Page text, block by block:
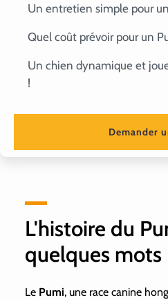
Un entretien simple pour
Quel coût prévoir pour un
Un chien dynamique et
!
Demander
L'histoire du
quelques mots
Le Pumi, une race canine